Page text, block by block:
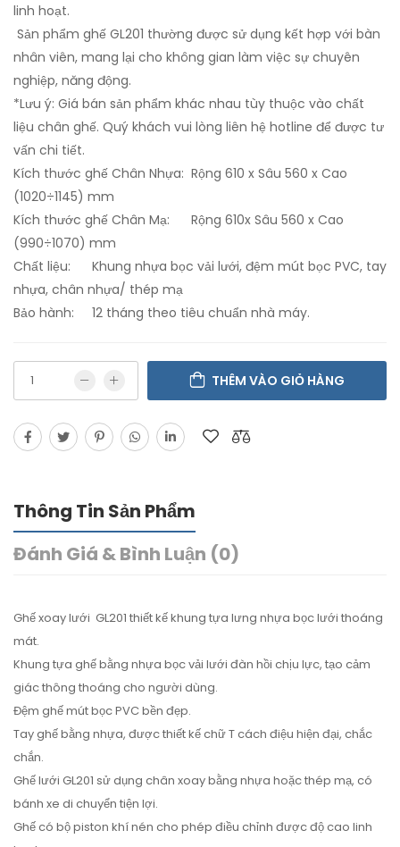
linh hoạt.
Sản phẩm ghế GL201 thường được sử dụng kết hợp với bàn
nhân viên, mang lại cho không gian làm việc sự chuyên
nghiệp, năng động.
*Lưu ý: Giá bán sản phẩm khác nhau tùy thuộc vào chất
liệu chân ghế. Quý khách vui lòng liên hệ hotline để được tư
vấn chi tiết.
Kích thước ghế Chân Nhựa: Rộng 610 x Sâu 560 x Cao
(1020÷1145) mm
Kích thước ghế Chân Mạ: Rộng 610x Sâu 560 x Cao
(990÷1070) mm
Chất liệu: Khung nhựa bọc vải lưới, đệm mút bọc PVC, tay
nhựa, chân nhựa/ thép mạ
Bảo hành: 12 tháng theo tiêu chuẩn nhà máy.
THÊM VÀO GIỎ HÀNG
Thông Tin Sản Phẩm
Đánh Giá & Bình Luận (0)
Ghế xoay lưới GL201 thiết kế khung tựa lưng nhựa bọc lưới thoáng
mát.
Khung tựa ghế bằng nhựa bọc vải lưới đàn hồi chịu lực, tạo cảm
giác thông thoáng cho người dùng.
Đệm ghế mút bọc PVC bền đẹp.
Tay ghế bằng nhựa, được thiết kế chữ T cách điệu hiện đại, chắc
chắn.
Ghế lưới GL201 sử dụng chân xoay bằng nhựa hoặc thép mạ, có
bánh xe di chuyển tiện lợi.
Ghế có bộ piston khí nén cho phép điều chỉnh được độ cao linh